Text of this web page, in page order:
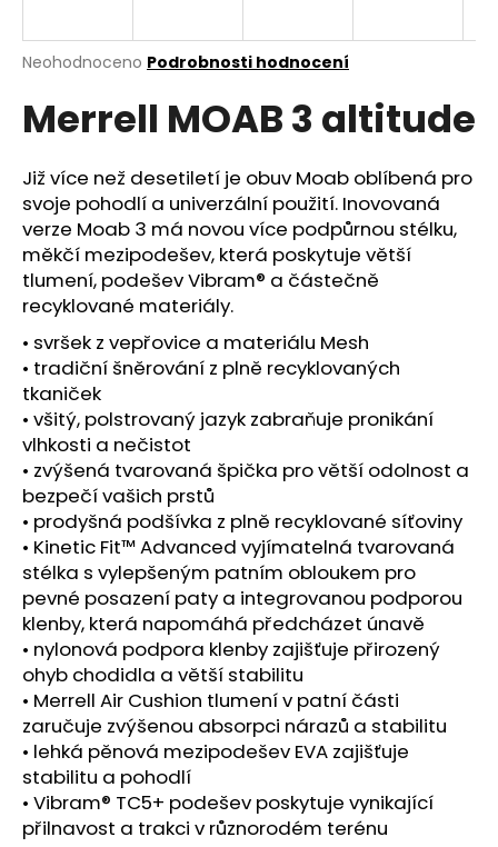
Průměrné
produktu
je
5
hvězdiček.
Neohodnoceno Podrobnosti hodnocení
Merrell MOAB 3 altitude
Již více než desetiletí je obuv Moab oblíbená pro
svoje pohodlí a univerzální použití. Inovovaná
verze Moab 3 má novou více podpůrnou stélku,
měkčí mezipodešev, která poskytuje větší
tlumení, podešev Vibram® a částečně
recyklované materiály.
• svršek z vepřovice a materiálu Mesh
• tradiční šněrování z plně recyklovaných
tkaniček
• všitý, polstrovaný jazyk zabraňuje pronikání
vlhkosti a nečistot
• zvýšená tvarovaná špička pro větší odolnost a
bezpečí vašich prstů
• prodyšná podšívka z plně recyklované síťoviny
• Kinetic Fit™ Advanced vyjímatelná tvarovaná
stélka s vylepšeným patním obloukem pro
pevné posazení paty a integrovanou podporou
klenby, která napomáhá předcházet únavě
• nylonová podpora klenby zajišťuje přirozený
ohyb chodidla a větší stabilitu
• Merrell Air Cushion tlumení v patní části
zaručuje zvýšenou absorpci nárazů a stabilitu
• lehká pěnová mezipodešev EVA zajišťuje
stabilitu a pohodlí
• Vibram® TC5+ podešev poskytuje vynikající
přilnavost a trakci v různorodém terénu
j
t
?
HLEDAT
D
o
p
o
r
u
č
u
j
e
m
e
BOTY
CRAFT
CTM
ULTRA
-
BÉŽOVÁ
1